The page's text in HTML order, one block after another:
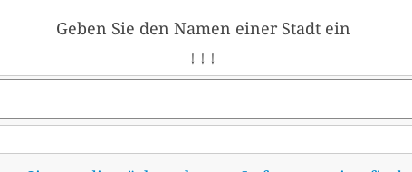
Geben Sie den Namen einer Stadt ein
↓ ↓ ↓